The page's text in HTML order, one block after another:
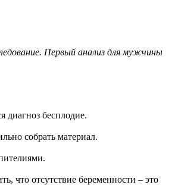
Первый анализ для мужчины
бесплодие.
собрать материал.
что отсутствие беременности – это